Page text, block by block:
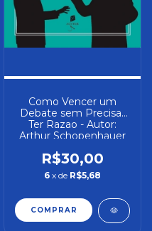
Como Vencer um
Debate sem Precisar
Ter Razao - Autor:
Arthur Schopenhauer
R$30,00
6 x de R$5,68